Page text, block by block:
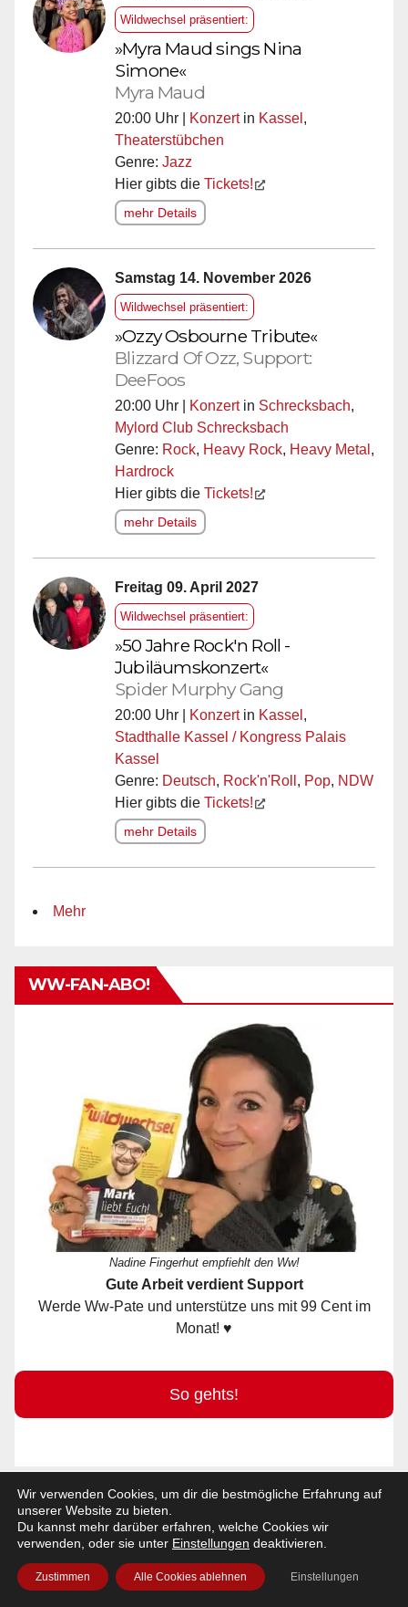
Wildwechsel präsentiert:
»Myra Maud sings Nina
Simone«
Myra Maud
20:00 Uhr | Konzertin Kassel ,
Theaterstübchen
Genre: Jazz
Hier gibts die Tickets!
mehr Details
Samstag 14. November 2026
Wildwechsel präsentiert:
»Ozzy Osbourne Tribute«
Blizzard Of Ozz, Support:
DeeFoos
20:00 Uhr | Konzertin Schrecksbach,
Mylord Club Schrecksbach
Genre: Rock, Heavy Rock, Heavy Metal ,
Hardrock
Hier gibts die Tickets!
mehr Details
Freitag 09. April 2027
Wildwechsel präsentiert:
»50 Jahre Rock'n Roll -
Jubiläumskonzert«
Spider Murphy Gang
20:00 Uhr | Konzertin Kassel ,
Stadthalle Kassel / Kongress Palais
Kassel
Genre: Deutsch, Rock'n'Roll , Pop, NDW
Hier gibts die Tickets!
mehr Details
Mehr
WW-FAN-ABO!
Nadine Fingerhut empfiehlt den Ww!
Gute Arbeit verdient Support
Werde Ww-Pate und unterstütze uns mit 99 Cent im
Monat! ♥
So gehts!
+ EVENT EINTRAGEN!
Wir verwenden Cookies, um dir die bestmögliche Erfahrung auf
unserer Website zu bieten.
Du kannst mehr darüber erfahren, welche Cookies wir
verwenden, oder sie unter Einstellungen deaktivieren.
Zustimmen Alle Cookies ablehnen Einstellungen